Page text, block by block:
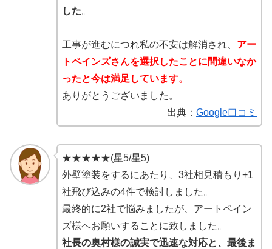
した。
工事が進むにつれ私の不安は解消され、 アー
トペインズさんを選択したことに間違いなか
ったと今は満足しています。
ありがとうございました。
出典： Google口コミ
★★★★★(星5/星5)
外壁塗装をするにあたり、3社相見積もり+1
社飛び込みの4件で検討しました。
最終的に2社で悩みましたが、アートペイン
ズ様へお願いすることに致しました。
社長の奥村様の誠実で迅速な対応と、最後ま